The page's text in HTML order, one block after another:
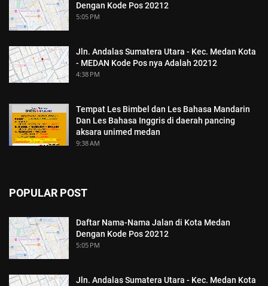
Dengan Kode Pos 20212
5:05 PM
Jln. Andalas Sumatera Utara - Kec. Medan Kota
- MEDAN Kode Pos nya Adalah 20212
4:38 PM
Tempat Les Bimbel dan Les Bahasa Mandarin
Dan Les Bahasa Inggris di daerah pancing
aksara unimed medan
9:38 AM
POPULAR POST
Daftar Nama-Nama Jalan di Kota Medan
Dengan Kode Pos 20212
5:05 PM
Jln. Andalas Sumatera Utara - Kec. Medan Kota